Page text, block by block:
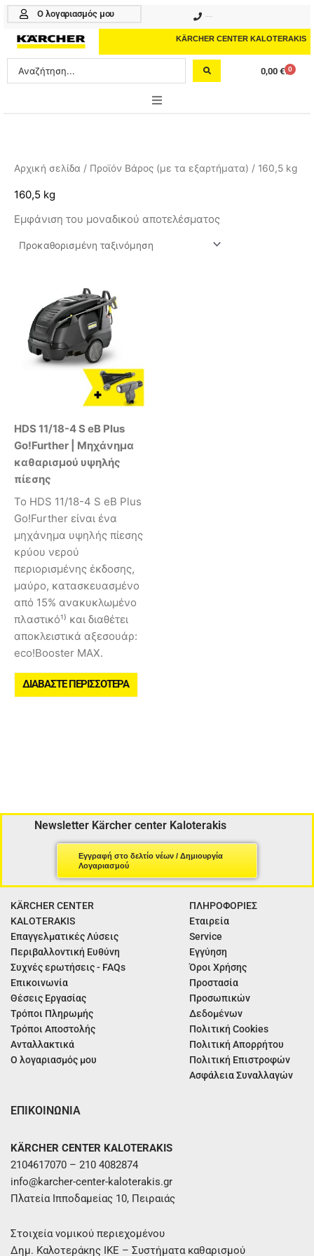
Μετάβαση
περιεχόμενο
Ο λογαριασμός μου
KÄRCHER CENTER KALOTERAKIS
Search
...
0,00 € 0
Cart
PROFESSIONAL
ΑΞΕΣΟΥΑΡ
ΚΑΘΑΡΙΣΤΙΚΑ
Αρχική σελίδα / Προϊόν Βάρος (με τα εξαρτήματα) / 160,5 kg
160,5 kg
Εμφάνιση του μοναδικού αποτελέσματος
HDS 11/18-4 S eB Plus
Go!Further | Μηχάνημα
καθαρισμού υψηλής
πίεσης
Το HDS 11/18-4 S eB Plus
Go!Further είναι ένα
μηχάνημα υψηλής πίεσης
κρύου νερού
περιορισμένης έκδοσης,
μαύρο, κατασκευασμένο
από 15% ανακυκλωμένο
πλαστικό¹⁾ και διαθέτει
αποκλειστικά αξεσουάρ:
eco!Booster MAX.
ΔΙΑΒΆΣΤΕ ΠΕΡΙΣΣΌΤΕΡΑ
Newsletter Kärcher center Kaloterakis
Εγγραφή στο δελτίο νέων / Δημιουργία
Λογαριασμού
KÄRCHER CENTER
KALOTERAKIS
Επαγγελματικές Λύσεις
Περιβαλλοντική Ευθύνη
Συχνές ερωτήσεις - FAQs
Επικοινωνία
Θέσεις Εργασίας
Τρόποι Πληρωμής
Τρόποι Αποστολής
Ανταλλακτικά
Ο λογαριασμός μου
ΠΛΗΡΟΦΟΡΙΕΣ
Εταιρεία
Service
Εγγύηση
Όροι Χρήσης
Προστασία
Προσωπικών
Δεδομένων
Πολιτική Cookies
Πολιτική Απορρήτου
Πολιτική Επιστροφών
Ασφάλεια Συναλλαγών
ΕΠΙΚΟΙΝΩΝΙΑ
KÄRCHER CENTER KALOTERAKIS
2104617070 – 210 4082874
info@karcher-center-kaloterakis.gr
Πλατεία Ιπποδαμείας 10, Πειραιάς
Στοιχεία νομικού περιεχομένου
Δημ. Καλοτεράκης ΙΚΕ – Συστήματα καθαρισμού